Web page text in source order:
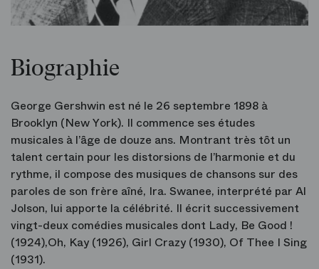
Biographie
George Gershwin est né le 26 septembre 1898 à
Brooklyn (New York). Il commence ses études
musicales à l’âge de douze ans. Montrant très tôt un
talent certain pour les distorsions de l’harmonie et du
rythme, il compose des musiques de chansons sur des
paroles de son frère aîné, Ira. Swanee, interprété par Al
Jolson, lui apporte la célébrité. Il écrit successivement
vingt-deux comédies musicales dont Lady, Be Good !
(1924),Oh, Kay (1926), Girl Crazy (1930), Of Thee I Sing
(1931).